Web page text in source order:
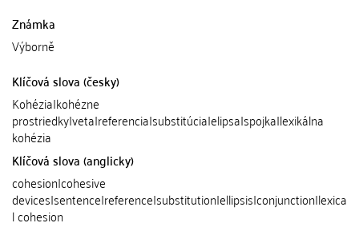
Známka
Výborně
Klíčová slova (česky)
Kohézia|kohézne
prostriedky|veta|referencia|substitúcia|elipsa|spojka|lexikálna
kohézia
Klíčová slova (anglicky)
cohesion|cohesive
devices|sentence|reference|substitution|ellipsis|conjunction|lexica
l cohesion